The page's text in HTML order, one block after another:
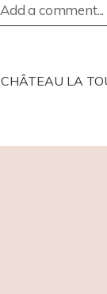
Add a comment...
CHÂTEAU LA